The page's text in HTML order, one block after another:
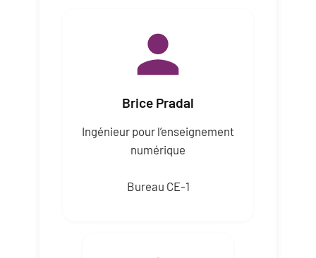
Brice Pradal
Ingénieur pour l’enseignement
numérique
Bureau CE-1